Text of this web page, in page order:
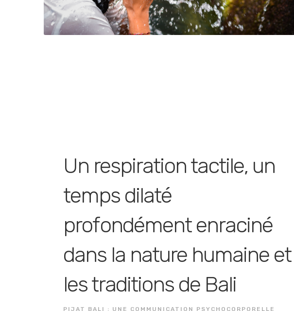
Un respiration tactile, un
temps dilaté
profondément enraciné
dans la nature humaine et
les traditions de Bali
PIJAT BALI : UNE COMMUNICATION PSYCHOCORPORELLE